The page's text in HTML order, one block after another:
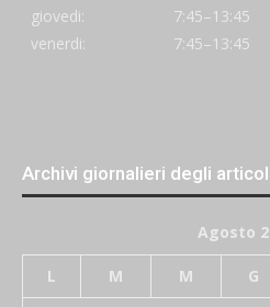
giovedi:
7:45–13:45
venerdi:
7:45–13:45
Archivi giornalieri degli
Agosto
L M M G